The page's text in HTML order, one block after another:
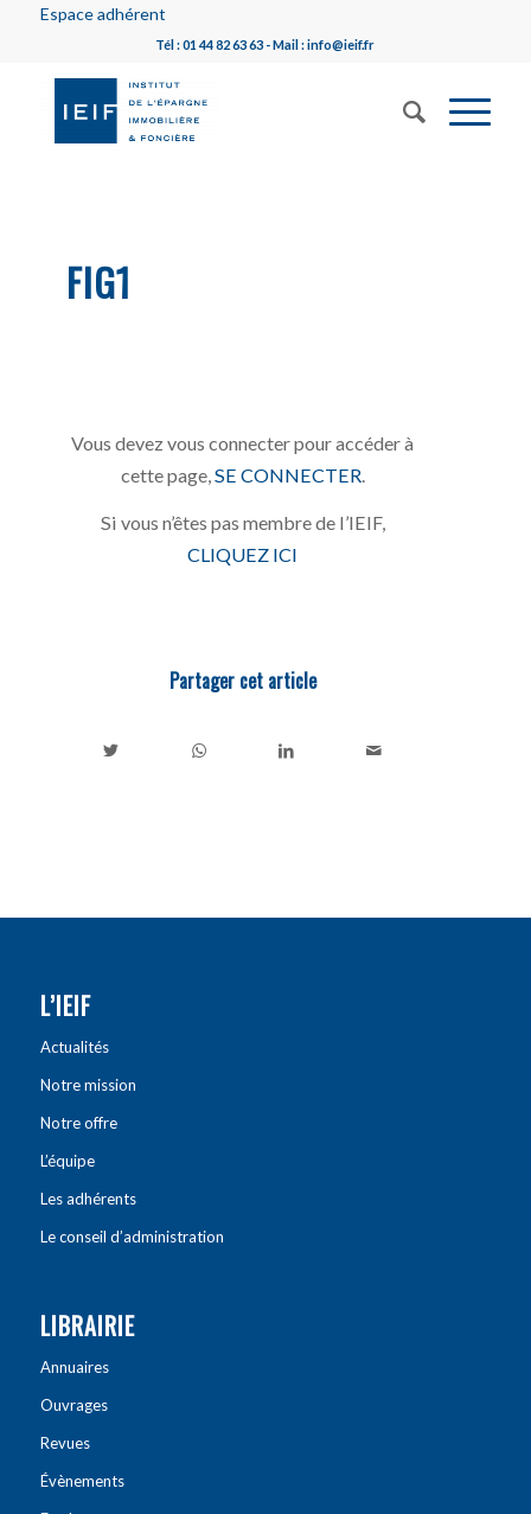
Espace adhérent
Tél : 01 44 82 63 63 - Mail : info@ieif.fr
FIG1
Vous devez vous connecter pour accéder à
cette page, SE CONNECTER
Si vous n’êtes pas membre de l’IEIF,
CLIQUEZ ICI
Partager cet article
L’IEIF
Actualités
Notre mission
Notre offre
L’équipe
Les adhérents
Le conseil d’administration
LIBRAIRIE
Annuaires
Ouvrages
Revues
Évènements